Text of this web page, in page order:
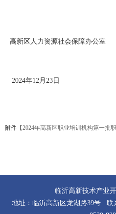
高新区人力资源社会保障办公室
2024年12月23日
附件【2024年高新区职业培训机构第一批
临沂高新技术产业
地址：临沂高新区龙湖路39号 联